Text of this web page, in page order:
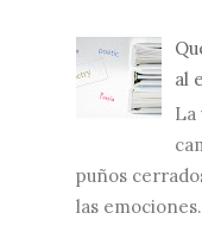
al
La
puños
las